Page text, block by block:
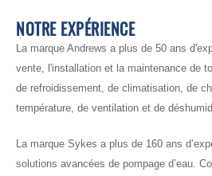
NOTRE EXPÉRIENCE
La marque Andrews a plus de 50 ans
vente, l'installation et la maintenance de
de refroidissement, de climatisation, de
température, de ventilation et de
La marque Sykes a plus de 160 ans
solutions avancées de pompage d’eau.